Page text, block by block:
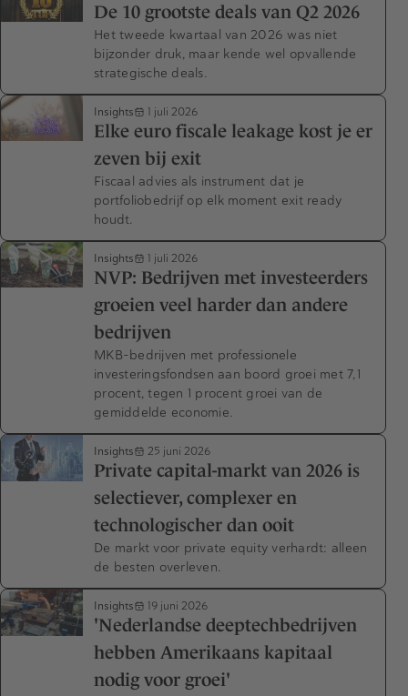
De 10 grootste deals van Q2 2026
Het tweede kwartaal van 2026 was niet
bijzonder druk, maar kende wel opvallende
strategische deals.
Insights 1 juli 2026
Elke euro fiscale leakage kost je er
zeven bij exit
Fiscaal advies als instrument dat je
portfoliobedrijf op elk moment exit ready
houdt.
Insights 1 juli 2026
NVP: Bedrijven met investeerders
groeien veel harder dan andere
bedrijven
MKB-bedrijven met professionele
investeringsfondsen aan boord groei met 7,1
procent, tegen 1 procent groei van de
gemiddelde economie.
Insights 25 juni 2026
Private capital-markt van 2026 is
selectiever, complexer en
technologischer dan ooit
De markt voor private equity verhardt: alleen
de besten overleven.
Insights 19 juni 2026
'Nederlandse deeptechbedrijven
hebben Amerikaans kapitaal
nodig voor groei'